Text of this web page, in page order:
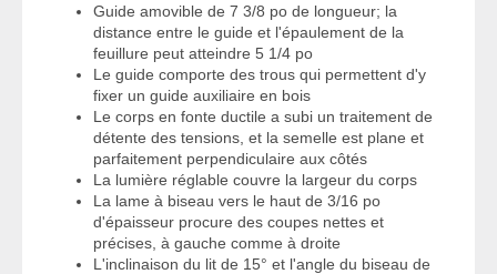
Guide amovible de 7 3/8 po de longueur; la
distance entre le guide et l'épaulement de la
feuillure peut atteindre 5 1/4 po
Le guide comporte des trous qui permettent d'y
fixer un guide auxiliaire en bois
Le corps en fonte ductile a subi un traitement de
détente des tensions, et la semelle est plane et
parfaitement perpendiculaire aux côtés
La lumière réglable couvre la largeur du corps
La lame à biseau vers le haut de 3/16 po
d'épaisseur procure des coupes nettes et
précises, à gauche comme à droite
L'inclinaison du lit de 15° et l'angle du biseau de